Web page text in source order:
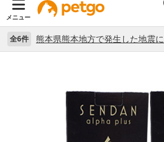
メニュー
全6件